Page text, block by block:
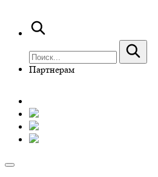
Партнерам